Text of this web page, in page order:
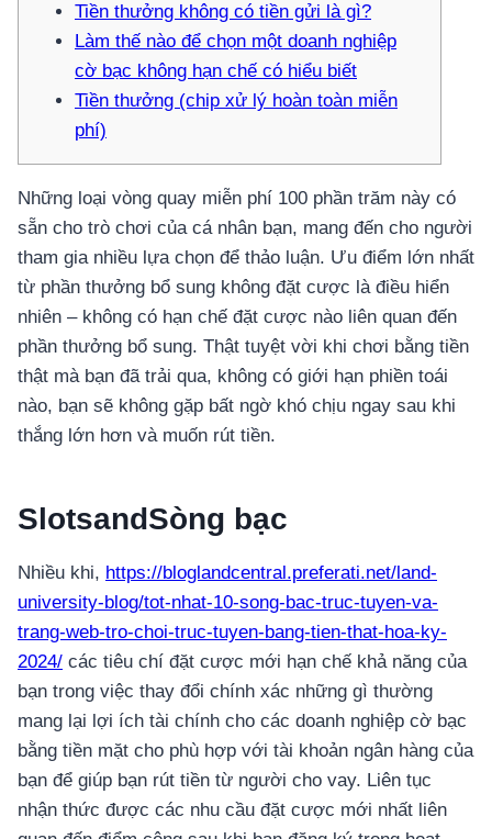
Tiền thưởng không có tiền gửi là gì?
Làm thế nào để chọn một doanh nghiệp
cờ bạc không hạn chế có hiểu biết
Tiền thưởng (chip xử lý hoàn toàn miễn
phí)
Những loại vòng quay miễn phí 100 phần trăm này có
sẵn cho trò chơi của cá nhân bạn, mang đến cho người
tham gia nhiều lựa chọn để thảo luận. Ưu điểm lớn nhất
từ ​​phần thưởng bổ sung không đặt cược là điều hiển
nhiên – không có hạn chế đặt cược nào liên quan đến
phần thưởng bổ sung. Thật tuyệt vời khi chơi bằng tiền
thật mà bạn đã trải qua, không có giới hạn phiền toái
nào, bạn sẽ không gặp bất ngờ khó chịu ngay sau khi
thắng lớn hơn và muốn rút tiền.
SlotsandSòng bạc
Nhiều khi, https://bloglandcentral.preferati.net/land-
university-blog/tot-nhat-10-song-bac-truc-tuyen-va-
trang-web-tro-choi-truc-tuyen-bang-tien-that-hoa-ky-
2024/ các tiêu chí đặt cược mới hạn chế khả năng của
bạn trong việc thay đổi chính xác những gì thường
mang lại lợi ích tài chính cho các doanh nghiệp cờ bạc
bằng tiền mặt cho phù hợp với tài khoản ngân hàng của
bạn để giúp bạn rút tiền từ người cho vay. Liên tục
nhận thức được các nhu cầu đặt cược mới nhất liên